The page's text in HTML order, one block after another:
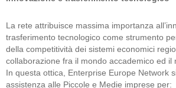
La rete attribuisce massima importanza
trasferimento tecnologico come strumento
della competitività dei sistemi economici
collaborazione fra il mondo accademico ed il
In questa ottica, Enterprise Europe Network
assistenza alle Piccole e Medie imprese per: